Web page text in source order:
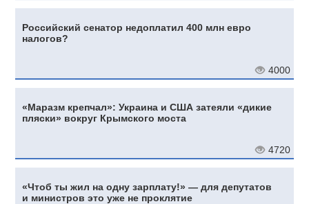
Российский сенатор недоплатил 400 млн евро
налогов?
4000
«Маразм крепчал»: Украина и США затеяли «дикие
пляски» вокруг Крымского моста
4720
«Чтоб ты жил на одну зарплату!» — для депутатов
и министров это уже не проклятие